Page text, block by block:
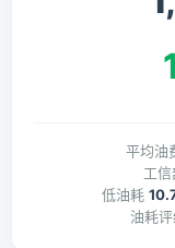
平均油
工
低油耗
油耗